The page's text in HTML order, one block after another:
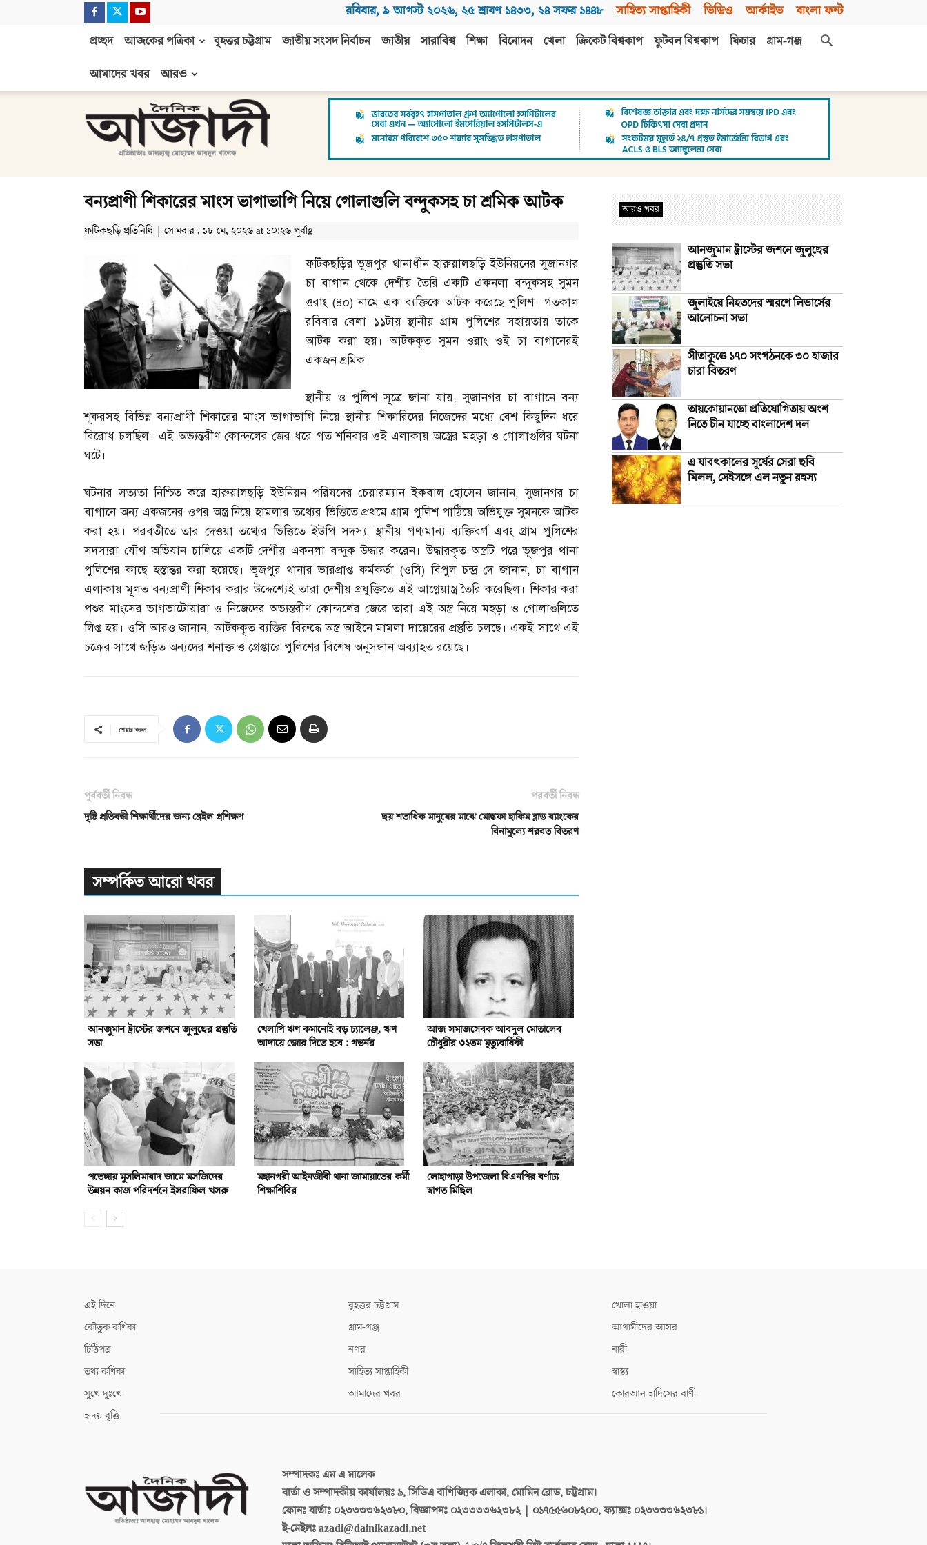
রবিবার, ৯ আগস্ট ২০২৬, ২৫ শ্রাবণ ১৪৩৩, ২৪ সফর ১৪৪৮ সাহিত্য সাপ্তাহিকী ভিডিও আর্কাইভ বাংলা ফন্ট
প্রচ্ছদ আজকের পত্রিকা বৃহত্তর চট্টগ্রাম জাতীয় সংসদ নির্বাচন জাতীয় সারাবিশ্ব শিক্ষা বিনোদন খেলা ক্রিকেট বিশ্বকাপ ফুটবল বিশ্বকাপ ফিচার
গ্রাম-গঞ্জ
আমাদের খবর
আরও
আজাদী
বন্যপ্রাণী শিকারের মাংস ভাগাভাগি নিয়ে গোলাগুলি বন্দুকসহ চা শ্রমিক আটক
ফটিকছড়ি প্রতিনিধি | সোমবার , ১৮ মে, ২০২৬ at ১০:২৬ পূর্বাহ্ণ
ফটিকছড়ির ভূজপুর থানাধীন হারুয়ালছড়ি ইউনিয়নের সুজানগর
চা বাগান থেকে দেশীয় তৈরি একটি একনলা বন্দুকসহ সুমন
ওরাং (৪০)নামে এক ব্যক্তিকে আটক করেছে পুলিশ। গতকাল
রবিবার বেলা ১১টায় স্থানীয় গ্রাম পুলিশের সহায়তায় তাকে
আটক করা হয়। আটককৃত সুমন ওরাং ওই চা বাগানেরই
একজন শ্রমিক।
স্থানীয় ও পুলিশ সূত্রে জানা যায়,সুজানগর চা বাগানে বন্য
শূকরসহ বিভিন্ন বন্যপ্রাণী শিকারের মাংস ভাগাভাগি নিয়ে স্থানীয় শিকারিদের নিজেদের মধ্যে বেশ কিছুদিন ধরে
বিরোধ চলছিল। এই অভ্যন্তরীণ কোন্দলের জের ধরে গত শনিবার ওই এলাকায় অস্ত্রের মহড়া ও গোলাগুলির ঘটনা
ঘটে।
ঘটনার সত্যতা নিশ্চিত করে হারুয়ালছড়ি ইউনিয়ন পরিষদের চেয়ারম্যান ইকবাল হোসেন জানান,সুজানগর চা
বাগানে অন্য একজনের ওপর অস্ত্র নিয়ে হামলার তথ্যের ভিত্তিতে প্রথমে গ্রাম পুলিশ পাঠিয়ে অভিযুক্ত সুমনকে আটক
করা হয়। পরবর্তীতে তার দেওয়া তথ্যের ভিত্তিতে ইউপি সদস্য,স্থানীয় গণ্যমান্য ব্যক্তিবর্গ এবং গ্রাম পুলিশের
সদস্যরা যৌথ অভিযান চালিয়ে একটি দেশীয় একনলা বন্দুক উদ্ধার করেন। উদ্ধারকৃত অস্ত্রটি পরে ভূজপুর থানা
পুলিশের কাছে হস্তান্তর করা হয়েছে। ভূজপুর থানার ভারপ্রাপ্ত কর্মকর্তা (ওসি)বিপুল চন্দ্র দে জানান,চা বাগান
এলাকায় মূলত বন্যপ্রাণী শিকার করার উদ্দেশ্যেই তারা দেশীয় প্রযুক্তিতে এই আগ্নেয়াস্ত্র তৈরি করেছিল। শিকার করা
পশুর মাংসের ভাগভাটোয়ারা ও নিজেদের অভ্যন্তরীণ কোন্দলের জেরে তারা এই অস্ত্র নিয়ে মহড়া ও গোলাগুলিতে
লিপ্ত হয়। ওসি আরও জানান,আটককৃত ব্যক্তির বিরুদ্ধে অস্ত্র আইনে মামলা দায়েরের প্রস্তুতি চলছে। একই সাথে এই
চক্রের সাথে জড়িত অন্যদের শনাক্ত ও গ্রেপ্তারে পুলিশের বিশেষ অনুসন্ধান অব্যাহত রয়েছে।
শেয়ার করুন
পূর্ববর্তী নিবন্ধ
দৃষ্টি প্রতিবন্ধী শিক্ষার্থীদের জন্য ব্রেইল প্রশিক্ষণ
পরবর্তী নিবন্ধ
ছয় শতাধিক মানুষের মাঝে মোস্তফা হাকিম ব্লাড ব্যাংকের
বিনামূল্যে শরবত বিতরণ
সম্পর্কিত আরো খবর
আনজুমান ট্রাস্টের জশনে জুলুছের প্রস্তুতি
সভা
খেলাপি ঋণ কমানোই বড় চ্যালেঞ্জ, ঋণ
আদায়ে জোর দিতে হবে : গভর্নর
আজ সমাজসেবক আবদুল মোতালেব
চৌধুরীর ৩২তম মৃত্যুবার্ষিকী
পতেঙ্গায় মুসলিমাবাদ জামে মসজিদের
উন্নয়ন কাজ পরিদর্শনে ইসরাফিল খসরু
মহানগরী আইনজীবী থানা জামায়াতের কর্মী
শিক্ষাশিবির
লোহাগাড়া উপজেলা বিএনপির বর্ণাঢ্য
স্বাগত মিছিল
আরও খবর
আনজুমান ট্রাস্টের জশনে জুলুছের
প্রস্তুতি সভা
জুলাইয়ে নিহতদের স্মরণে লিডার্সের
আলোচনা সভা
সীতাকুণ্ডে ১৭০ সংগঠনকে ৩০ হাজার
চারা বিতরণ
তায়কোয়ানডো প্রতিযোগিতায় অংশ
নিতে চীন যাচ্ছে বাংলাদেশ দল
এ যাবৎকালের সূর্যের সেরা ছবি
মিলল, সেইসঙ্গে এল নতুন রহস্য
এই দিনে
কৌতুক কণিকা
চিঠিপত্র
তথ্য কণিকা
সুখে দুঃখে
হৃদয় বৃত্তি
বৃহত্তর চট্টগ্রাম
গ্রাম-গঞ্জ
নগর
সাহিত্য সাপ্তাহিকী
আমাদের খবর
খোলা হাওয়া
আগামীদের আসর
নারী
স্বাস্থ্য
কোরআন হাদিসের বাণী
সম্পাদকঃএম এ মালেক
বার্তা ও সম্পাদকীয় কার্যালয়ঃ৯, সিডিএ বাণিজ্যিক এলাকা, মোমিন রোড, চট্টগ্রাম।
ফোনঃ বার্তাঃ ০২৩৩৩৩৬২৩৮০, বিজ্ঞাপনঃ ০২৩৩৩৩৬২৩৮২ | ০১৭৫৫৬০৮২০০, ফ্যাক্সঃ ০২৩৩৩৩৬২৩৮১।
ই-মেইলঃazadi@dainikazadi.net